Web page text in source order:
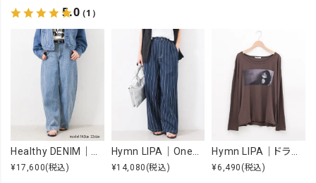
5.0（1）
¥17,600(税込) ¥14,080 (税込) ¥6,490 (税込)